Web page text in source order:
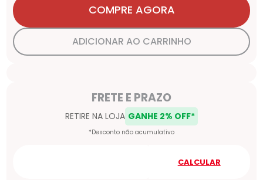
COMPRE AGORA
ADICIONAR AO CARRINHO